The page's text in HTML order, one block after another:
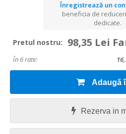
Înregistrează un
beneficia de
dedicate.
Pretul nostru: 98,35 Lei
În 6 rate:
Adaugă
Rezerva in